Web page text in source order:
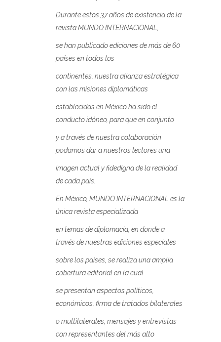
Durante estos 37 años de existencia de la
revista MUNDO INTERNACIONAL,
se han publicado ediciones de más de 60
países en todos los
continentes, nuestra alianza estratégica
con las misiones diplomáticas
establecidas en México ha sido el
conducto idóneo, para que en conjunto
y a través de nuestra colaboración
podamos dar a nuestros lectores una
imagen actual y fidedigna de la realidad
de cada país.
En México, MUNDO INTERNACIONAL es la
única revista especializada
en temas de diplomacia, en donde a
través de nuestras ediciones especiales
sobre los países, se realiza una amplia
cobertura editorial en la cual
se presentan aspectos políticos,
económicos, firma de tratados bilaterales
o multilaterales, mensajes y entrevistas
con representantes del más alto